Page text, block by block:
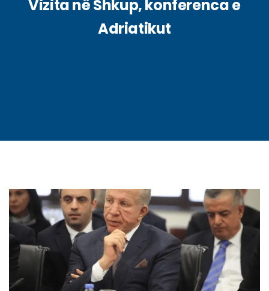
Vizita në Shkup, konferenca e
Adriatikut